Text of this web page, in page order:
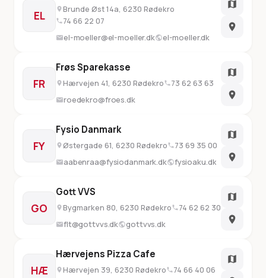
EL
Brunde Øst 14a, 6230 Rødekro
74 66 22 07
el-moeller@el-moeller.dk
el-moeller.dk
FR
Frøs Sparekasse
Hærvejen 41, 6230 Rødekro
73 62 63 63
roedekro@froes.dk
FY
Fysio Danmark
Østergade 61, 6230 Rødekro
73 69 35 00
aabenraa@fysiodanmark.dk
fysioaku.dk
GO
Gott VVS
Bygmarken 80, 6230 Rødekro
74 62 62 30
flt@gottvvs.dk
gottvvs.dk
HÆ
Hærvejens Pizza Cafe
Hærvejen 39, 6230 Rødekro
74 66 40 06